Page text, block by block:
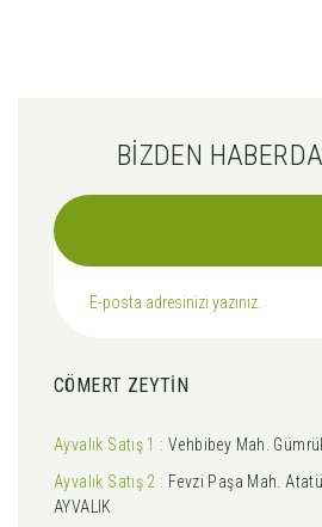
BİZDEN
CÖMERT ZEYTİN
Ayvalık Satış 1 : Vehbibey Mah.
Ayvalık Satış 2 : Fevzi Paşa Mah.
AYVALIK